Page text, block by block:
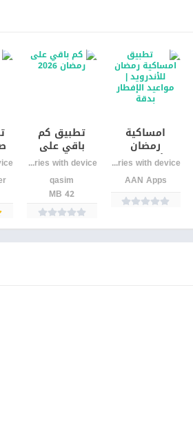
امساكية
رمضان
للأندرويد –
معرفة مواعيد
الإفطار
والسحور
Varies with device
AAN Apps
تطبيق كم
باقي على
رمضان
للأندرويد –
عداد رمضان
مجاني وسهل
الاستخدام
Varies with device
qasim‏
42 MB